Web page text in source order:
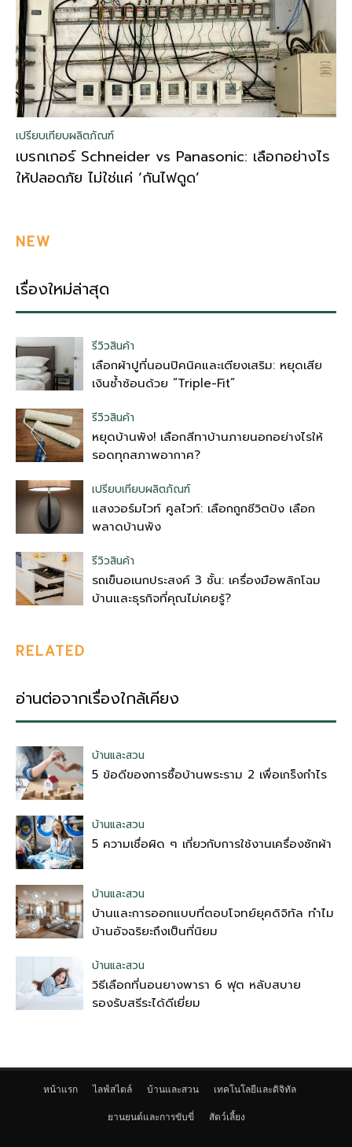
เปรียบเทียบผลิตภัณฑ์
เบรกเกอร์ Schneider vs Panasonic: เลือกอย่างไร
ให้ปลอดภัย ไม่ใช่แค่ ‘กันไฟดูด’
NEW
เรื่องใหม่ล่าสุด
รีวิวสินค้า
เลือกผ้าปูที่นอนปิคนิคและเตียงเสริม: หยุดเสีย
เงินซ้ำซ้อนด้วย “Triple-Fit”
รีวิวสินค้า
หยุดบ้านพัง! เลือกสีทาบ้านภายนอกอย่างไรให้
รอดทุกสภาพอากาศ?
เปรียบเทียบผลิตภัณฑ์
แสงวอร์มไวท์ คูลไวท์: เลือกถูกชีวิตปัง เลือก
พลาดบ้านพัง
รีวิวสินค้า
รถเข็นอเนกประสงค์ 3 ชั้น: เครื่องมือพลิกโฉม
บ้านและธุรกิจที่คุณไม่เคยรู้?
RELATED
อ่านต่อจากเรื่องใกล้เคียง
บ้านและสวน
5 ข้อดีของการซื้อบ้านพระราม 2 เพื่อเกร็งกำไร
บ้านและสวน
5 ความเชื่อผิด ๆ เกี่ยวกับการใช้งานเครื่องซักผ้า
บ้านและสวน
บ้านและการออกแบบที่ตอบโจทย์ยุคดิจิทัล ทำไม
บ้านอัจฉริยะถึงเป็นที่นิยม
บ้านและสวน
วิธีเลือกที่นอนยางพารา 6 ฟุต หลับสบาย
รองรับสรีระได้ดีเยี่ยม
หน้าแรก ไลฟ์สไตล์ บ้านและสวน เทคโนโลยีและดิจิทัล
ยานยนต์และการขับขี่ สัตว์เลี้ยง